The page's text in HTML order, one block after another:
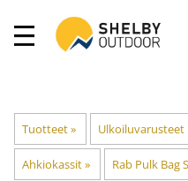
Tuotteet‪» Ulkoiluvarusteet
Ahkiokassit‪» Rab Pulk Bag